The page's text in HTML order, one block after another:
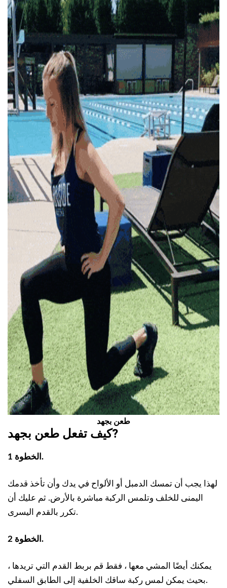
طعن بجهد
كيف تفعل طعن بجهد ?
الخطوة 1.
لهذا يجب أن تمسك الدمبل أو الألواح في يدك وأن تأخذ قدمك
اليمنى للخلف وتلمس الركبة مباشرة بالأرض. ثم عليك أن
تكرر بالقدم اليسرى.
الخطوة 2.
يمكنك أيضًا المشي معها ، فقط قم بربط القدم التي تريدها ،
بحيث يمكن لمس ركبة ساقك الخلفية إلى الطابق السفلي.